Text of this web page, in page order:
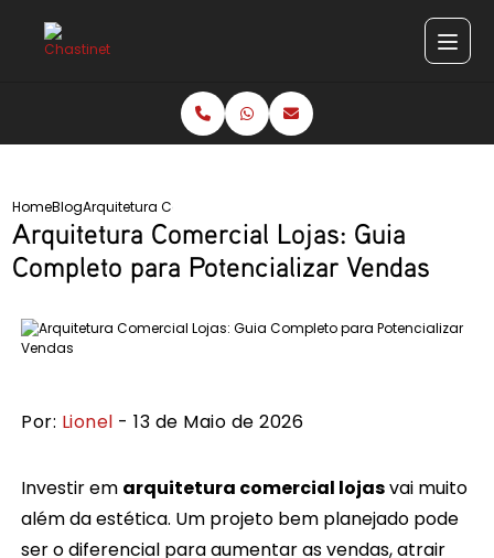
HomeBlogArquitetura Comercial Lojas: Guia Completo para
Arquitetura Comercial Lojas: Guia
Completo para Potencializar Vendas
Por: Lionel - 13 de Maio de 2026
Investir em arquitetura comercial lojasvai muito
além da estética. Um projeto bem planejado pode
ser o diferencial para aumentar as vendas, atrair